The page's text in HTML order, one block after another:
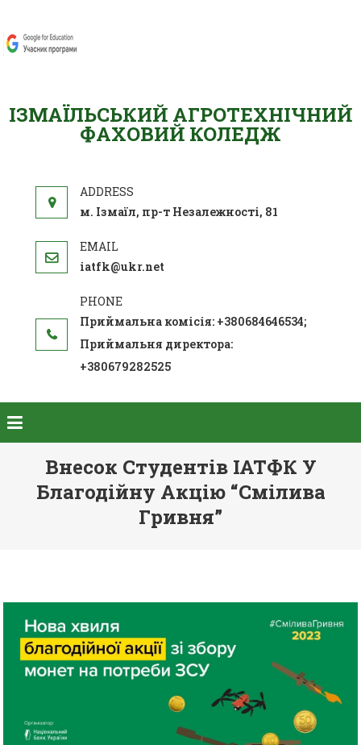
ІЗМАЇЛЬСЬКИЙ АГРОТЕХНІЧНИЙ
ФАХОВИЙ КОЛЕДЖ
м. Ізмаїл, пр-т Незалежності, 81
iatfk@ukr.net
Приймальна комісія: +380684646534;
Приймальня директора:
+380679282525
Внесок Студентів ІАТФК У
Благодійну Акцію “Смілива
Гривня”